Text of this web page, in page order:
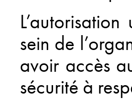
sein de
avoir accès
sécurité à